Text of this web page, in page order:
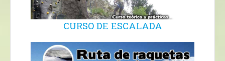
CURSO DE ESCALADA